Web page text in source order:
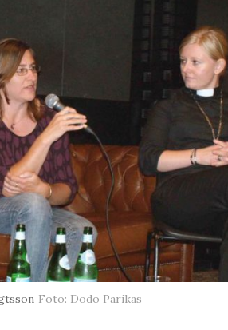
Foto: Dodo Parikas